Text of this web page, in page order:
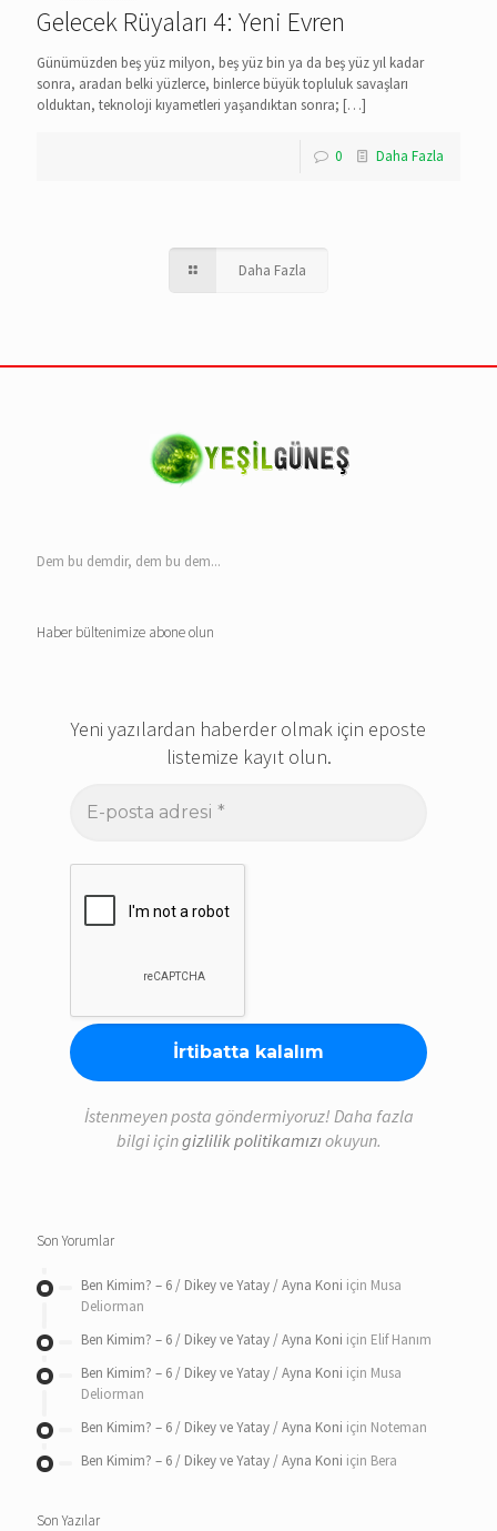
Gelecek Rüyaları 4: Yeni Evren
Günümüzden beş yüz milyon, beş yüz bin ya da beş yüz yıl kadar
sonra, aradan belki yüzlerce, binlerce büyük topluluk savaşları
olduktan, teknoloji kıyametleri yaşandıktan sonra; […]
0 Daha Fazla
Daha Fazla
Dem bu demdir, dem bu dem...
Haber bültenimize abone olun
Yeni yazılardan haberder olmak için eposte
listemize kayıt olun.
posta
İstenmeyen posta göndermiyoruz! Daha fazla
bilgi içingizlilik politikamızıokuyun.
Son Yorumlar
Ben Kimim? – 6 / Dikey ve Yatay / Ayna Koni için Musa
Deliorman
Ben Kimim? – 6 / Dikey ve Yatay / Ayna Koni için Elif Hanım
Ben Kimim? – 6 / Dikey ve Yatay / Ayna Koni için Musa
Deliorman
Ben Kimim? – 6 / Dikey ve Yatay / Ayna Koni için Noteman
Ben Kimim? – 6 / Dikey ve Yatay / Ayna Koni için Bera
Son Yazılar